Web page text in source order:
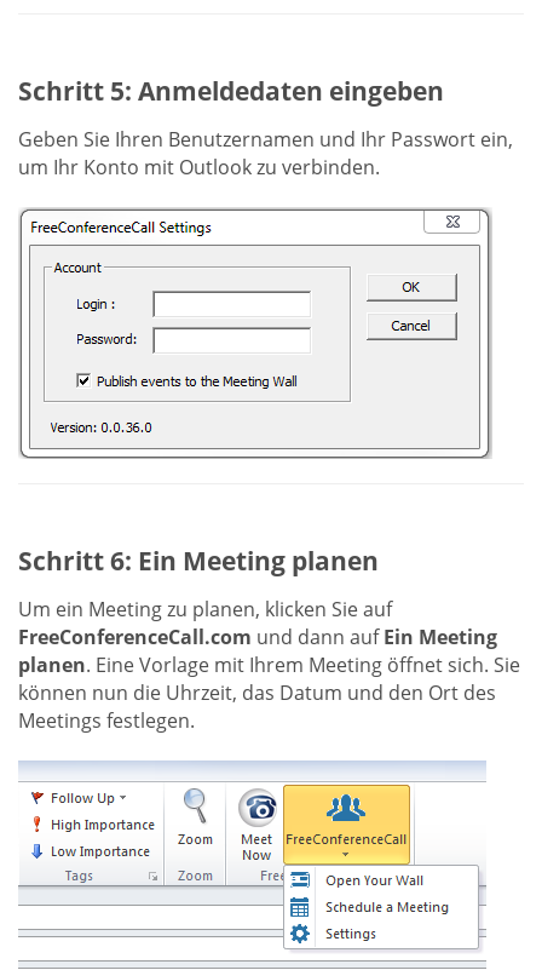
Schritt 5: Anmeldedaten eingeben
Geben Sie Ihren Benutzernamen und Ihr Passwort ein,
um Ihr Konto mit Outlook zu verbinden.
Schritt 6: Ein Meeting planen
Um ein Meeting zu planen, klicken Sie auf
FreeConferenceCall.com und dann aufEin Meeting
planen. Eine Vorlage mit Ihrem Meeting öffnet sich. Sie
können nun die Uhrzeit, das Datum und den Ort des
Meetings festlegen.